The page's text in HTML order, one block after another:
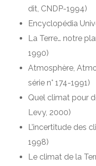
dit, CNDP-1994)
Encyclopédia
La Terre… notre
1990)
Atmosphère,
série n° 174-1991)
Quel climat pour
Levy, 2000)
L’incertitude des
1998)
Le climat de la